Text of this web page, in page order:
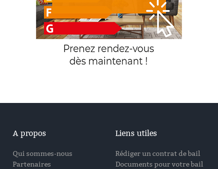
A propos
Qui sommes-nous
Partenaires
Liens utiles
Rédiger un contrat de bail
Documents pour votre bail